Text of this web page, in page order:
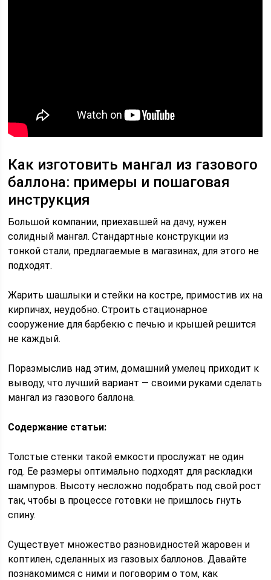
Как изготовить мангал из газового
баллона: примеры и пошаговая
инструкция
Большой компании, приехавшей на дачу, нужен
солидный мангал. Стандартные конструкции из
тонкой стали, предлагаемые в магазинах, для этого не
подходят.
Жарить шашлыки и стейки на костре, примостив их на
кирпичах, неудобно. Строить стационарное
сооружение для барбекю с печью и крышей решится
не каждый.
Поразмыслив над этим, домашний умелец приходит к
выводу, что лучший вариант — своими руками сделать
мангал из газового баллона.
Содержание статьи:
Толстые стенки такой емкости прослужат не один
год. Ее размеры оптимально подходят для раскладки
шампуров. Высоту несложно подобрать под свой рост
так, чтобы в процессе готовки не пришлось гнуть
спину.
Существует множество разновидностей жаровен и
коптилен, сделанных из газовых баллонов. Давайте
познакомимся с ними и поговорим о том, как